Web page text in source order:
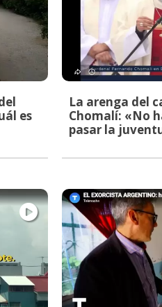
es
La arenga del
Chomalí: «No
pasar la